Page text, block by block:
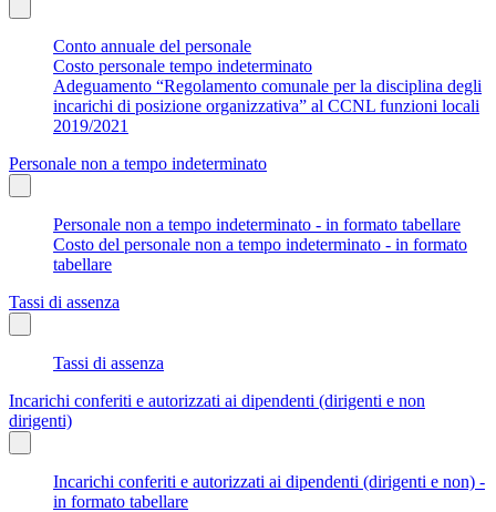
Conto annuale del personale
Costo personale tempo indeterminato
Adeguamento “Regolamento comunale per la disciplina degli
incarichi di posizione organizzativa” al CCNL funzioni locali
2019/2021
Personale non a tempo indeterminato
Personale non a tempo indeterminato - in formato tabellare
Costo del personale non a tempo indeterminato - in formato
tabellare
Tassi di assenza
Tassi di assenza
Incarichi conferiti e autorizzati ai dipendenti (dirigenti e non
dirigenti)
Incarichi conferiti e autorizzati ai dipendenti (dirigenti e non) -
in formato tabellare